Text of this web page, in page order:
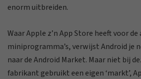
enorm uitbreiden.
Waar Apple z’n App Store heeft voor de
miniprogramma’s, verwijst Android je
naar de Android Market. Maar niet bij
fabrikant gebruikt een eigen ‘markt’,